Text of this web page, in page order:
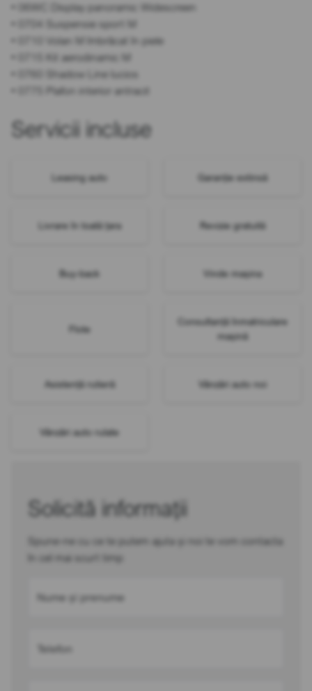
• 06WC Display panoramic Widescreen
• 0704 Suspensie sport M
• 0710 Volan M îmbrăcat în piele
• 0715 Kit aerodinamic M
• 0760 Shadow Line lucios
• 0775 Plafon interior antracit
Servicii incluse
Leasing auto Garanție extinsă
Livrare în toată țara Revizie gratuită
Buy-back Vinde mașina
Flote
Consultanță înmatriculare
mașină
Asistență rutieră Vânzări auto noi
Vânzări auto rulate
Solicită informații
Spune-ne cu ce te putem ajuta și noi te vom contacta
în cel mai scurt timp
Nume și prenume
Telefon